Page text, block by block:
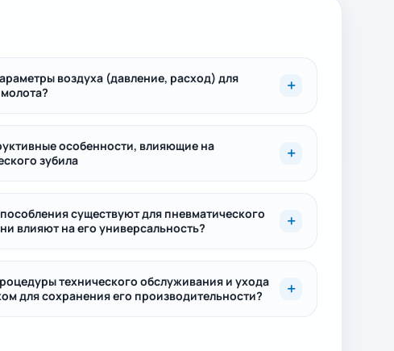
воздуха (давление, расход) для
особенности, влияющие на
зубила
существуют для пневматического
влияют на его универсальность?
технического обслуживания и ухода
для сохранения его производительности?